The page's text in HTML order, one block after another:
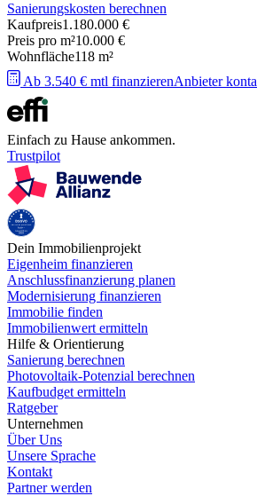
Sanierungskosten berechnen
Kaufpreis1.180.000 €
Preis pro m²10.000 €
Wohnfläche118 m²
Ab 3.540 € mtl finanzierenAnbieter
Einfach zu Hause ankommen.
Trustpilot
Dein Immobilienprojekt
Eigenheim finanzieren
Anschlussfinanzierung planen
Modernisierung finanzieren
Immobilie finden
Immobilienwert ermitteln
Hilfe & Orientierung
Sanierung berechnen
Photovoltaik-Potenzial berechnen
Kaufbudget ermitteln
Ratgeber
Unternehmen
Über Uns
Unsere Sprache
Kontakt
Partner werden